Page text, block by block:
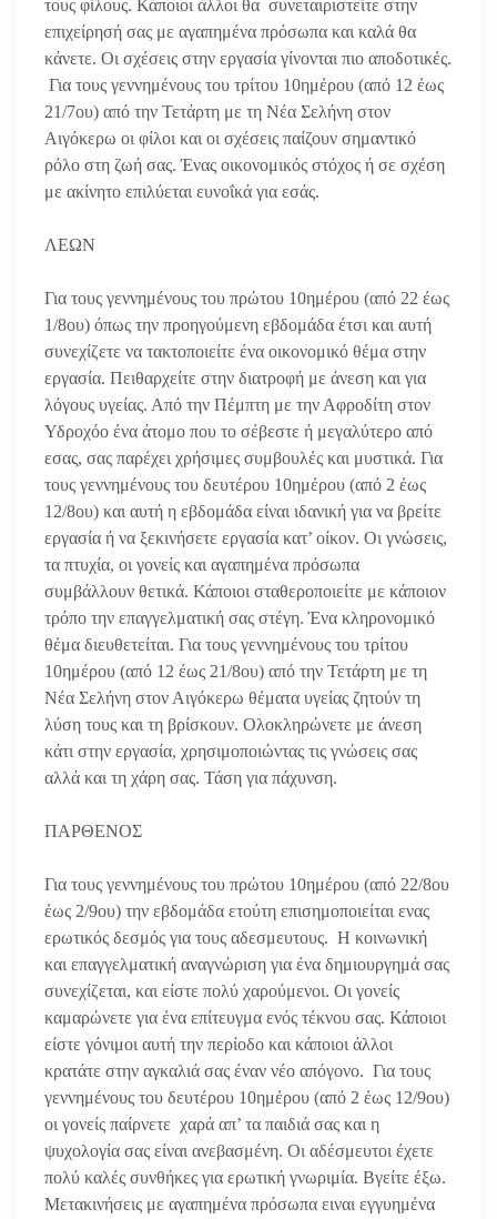
τους φίλους. Κάποιοι άλλοι θα συνεταιριστείτε στην
επιχείρησή σας με αγαπημένα πρόσωπα και καλά θα
κάνετε. Οι σχέσεις στην εργασία γίνονται πιο αποδοτικές.
Για τους γεννημένους του τρίτου 10ημέρου (από 12 έως
21/7ου) από την Τετάρτη με τη Νέα Σελήνη στον
Αιγόκερω οι φίλοι και οι σχέσεις παίζουν σημαντικό
ρόλο στη ζωή σας. Ένας οικονομικός στόχος ή σε σχέση
με ακίνητο επιλύεται ευνοΐκά για εσάς.
ΛΕΩΝ
Για τους γεννημένους του πρώτου 10ημέρου (από 22 έως
1/8ου) όπως την προηγούμενη εβδομάδα έτσι και αυτή
συνεχίζετε να τακτοποιείτε ένα οικονομικό θέμα στην
εργασία. Πειθαρχείτε στην διατροφή με άνεση και για
λόγους υγείας. Από την Πέμπτη με την Αφροδίτη στον
Υδροχόο ένα άτομο που το σέβεστε ή μεγαλύτερο από
εσας, σας παρέχει χρήσιμες συμβουλές και μυστικά. Για
τους γεννημένους του δευτέρου 10ημέρου (από 2 έως
12/8ου) και αυτή η εβδομάδα είναι ιδανική για να βρείτε
εργασία ή να ξεκινήσετε εργασία κατ’ οίκον. Οι γνώσεις,
τα πτυχία, οι γονείς και αγαπημένα πρόσωπα
συμβάλλουν θετικά. Κάποιοι σταθεροποιείτε με κάποιον
τρόπο την επαγγελματική σας στέγη. Ένα κληρονομικό
θέμα διευθετείται. Για τους γεννημένους του τρίτου
10ημέρου (από 12 έως 21/8ου) από την Τετάρτη με τη
Νέα Σελήνη στον Αιγόκερω θέματα υγείας ζητούν τη
λύση τους και τη βρίσκουν. Ολοκληρώνετε με άνεση
κάτι στην εργασία, χρησιμοποιώντας τις γνώσεις σας
αλλά και τη χάρη σας. Τάση για πάχυνση.
ΠΑΡΘΕΝΟΣ
Για τους γεννημένους του πρώτου 10ημέρου (από 22/8ου
έως 2/9ου) την εβδομάδα ετούτη επισημοποιείται ενας
ερωτικός δεσμός για τους αδεσμευτους. Η κοινωνική
και επαγγελματική αναγνώριση για ένα δημιουργημά σας
συνεχίζεται, και είστε πολύ χαρούμενοι. Οι γονείς
καμαρώνετε για ένα επίτευγμα ενός τέκνου σας. Κάποιοι
είστε γόνιμοι αυτή την περίοδο και κάποιοι άλλοι
κρατάτε στην αγκαλιά σας έναν νέο απόγονο. Για τους
γεννημένους του δευτέρου 10ημέρου (από 2 έως 12/9ου)
οι γονείς παίρνετε χαρά απ’ τα παιδιά σας και η
ψυχολογία σας είναι ανεβασμένη. Οι αδέσμευτοι έχετε
πολύ καλές συνθήκες για ερωτική γνωριμία. Βγείτε έξω.
Μετακινήσεις με αγαπημένα πρόσωπα ειναι εγγυημένα